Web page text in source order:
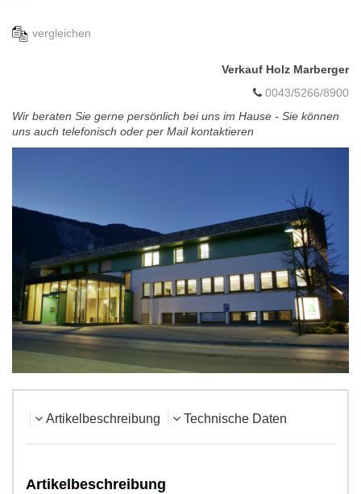
vergleichen
Verkauf Holz Marberger
0043/5266/8900
Wir beraten Sie gerne persönlich bei uns im Hause - Sie können
uns auch telefonisch oder per Mail kontaktieren
Artikelbeschreibung Technische Daten
Artikelbeschreibung